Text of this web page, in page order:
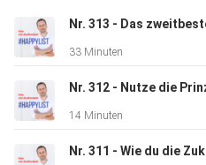
https://www.linkedin.com/in/
für
Unternehmertum und
Glück und Erfolg
im Leben mit
Deinen Alltag und erreiche
33 Minuten
14 Minuten